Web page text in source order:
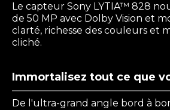
Le capteur Sony LYTIA™ 828
de 50 MP avec Dolby Vision et
clarté, richesse des couleurs et
cliché.
Immortalisez tout ce que
De l'ultra-grand angle bord à